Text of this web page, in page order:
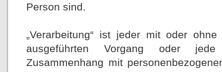
Person sind.
„Verarbeitung“ ist jeder mit oder
ausgeführten Vorgang oder
Zusammenhang mit